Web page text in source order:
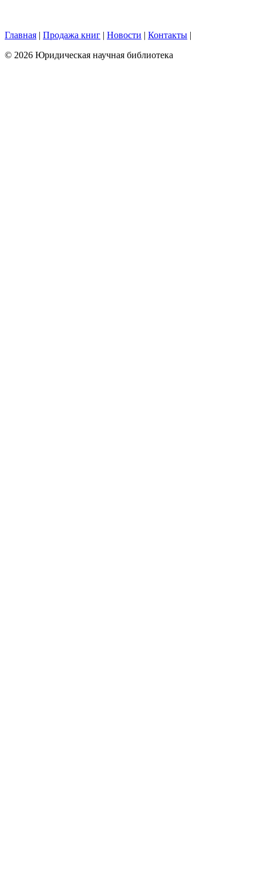
Главная | Продажа книг | Новости | Контакты |
© 2026 Юридическая научная библиотека